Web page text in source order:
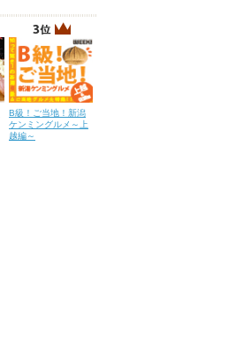
B級！ご当地！新潟
ケンミングルメ～上
越編～